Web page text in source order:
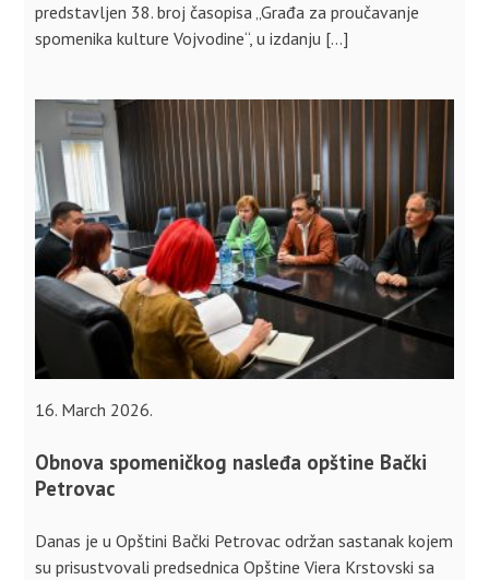
predstavljen 38. broj časopisa „Građa za proučavanje
spomenika kulture Vojvodine“, u izdanju […]
16. March 2026.
Obnova spomeničkog nasleđa opštine Bački
Petrovac
Danas je u Opštini Bački Petrovac održan sastanak kojem
su prisustvovali predsednica Opštine Viera Krstovski sa